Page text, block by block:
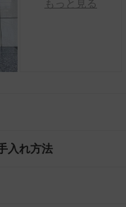
もっと見る
入れ方法